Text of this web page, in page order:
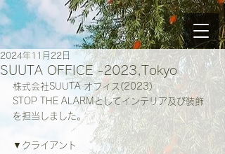
SUUTA OFFICE -2023,Tokyo
2024年11月22日
株式会社SUUTA オフィス(2023)
STOP THE ALARMとしてインテリア及び装飾
を担当しました。
▼クライアント